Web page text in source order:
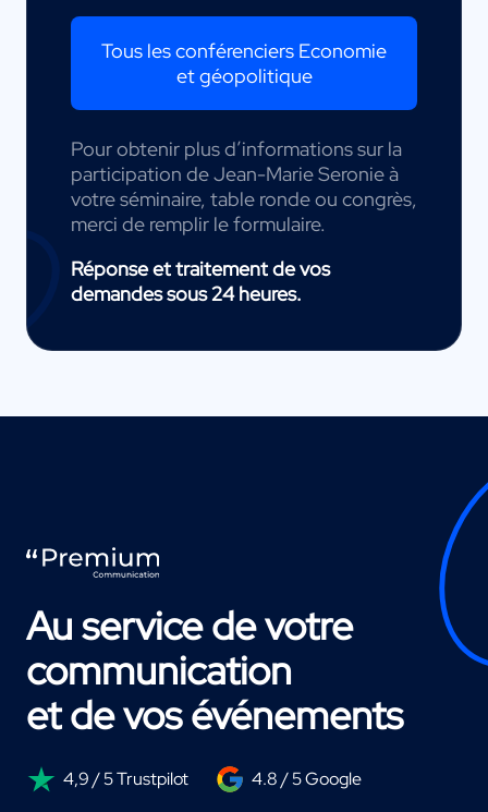
Tous les conférenciers Economie
et géopolitique
Pour obtenir plus d’informations sur la
participation de Jean-Marie Seronie à
votre séminaire, table ronde ou congrès,
merci de remplir le formulaire.
Réponse et traitement de vos
demandes sous 24 heures.
Au service de votre
communication
et de vos événements
4,9 / 5 Trustpilot 4.8 / 5 Google